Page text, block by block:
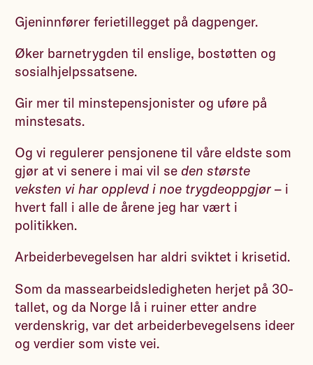
Gjeninnfører ferietillegget på dagpenger.
Øker barnetrygden til enslige, bostøtten og
sosialhjelpssatsene.
Gir mer til minstepensjonister og uføre på
minstesats.
Og vi regulerer pensjonene til våre eldste som
gjør at vi senere i mai vil se den største
veksten vi har opplevd i noe trygdeoppgjør – i
hvert fall i alle de årene jeg har vært i
politikken.
Arbeiderbevegelsen har aldri sviktet i krisetid.
Som da massearbeidsledigheten herjet på 30-
tallet, og da Norge lå i ruiner etter andre
verdenskrig, var det arbeiderbevegelsens ideer
og verdier som viste vei.